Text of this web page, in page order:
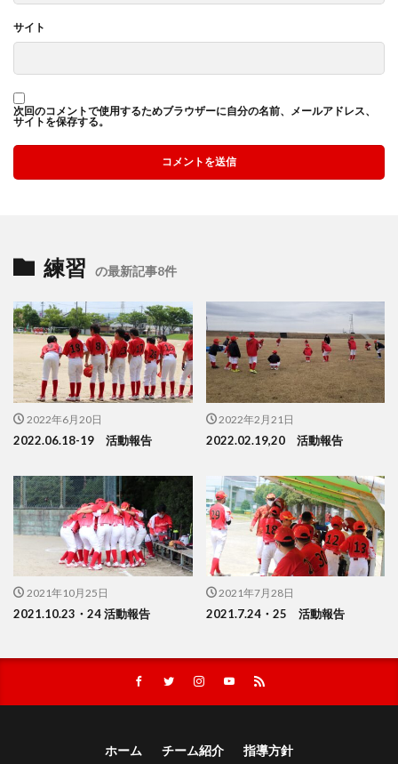
サイト
次回のコメントで使用するためブラウザーに自分の名前、メールアドレス、
サイトを保存する。
練習 の最新記事8件
2022年6月20日
2022.06.18-19 活動報告
2022年2月21日
2022.02.19,20 活動報告
2021年10月25日
2021.10.23・24 活動報告
2021年7月28日
2021.7.24・25 活動報告
ホーム チーム紹介
指導方針